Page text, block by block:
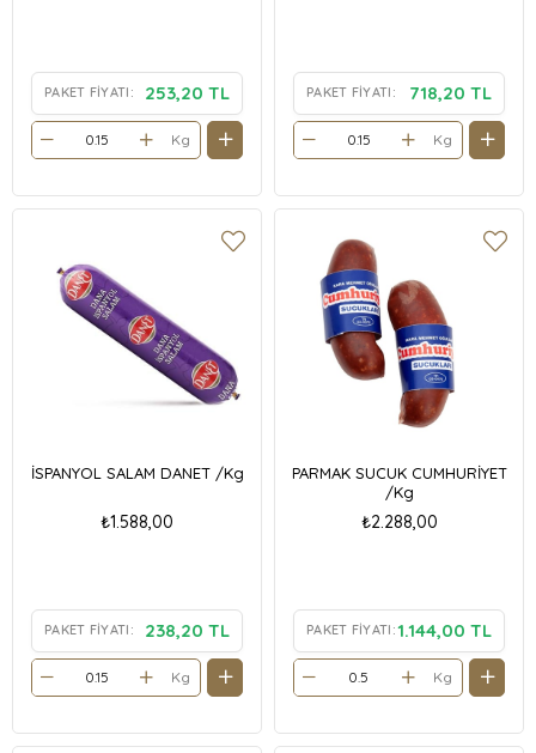
PAKET FIYATI: 253,20 TL
Kg
PAKET FIYATI: 718,20 TL
Kg
İSPANYOL SALAM DANET /Kg
₺1.588,00
PAKET FIYATI: 238,20 TL
Kg
PARMAK SUCUK CUMHURİYET
/Kg
₺2.288,00
PAKET FIYATI:1.144,00 TL
Kg